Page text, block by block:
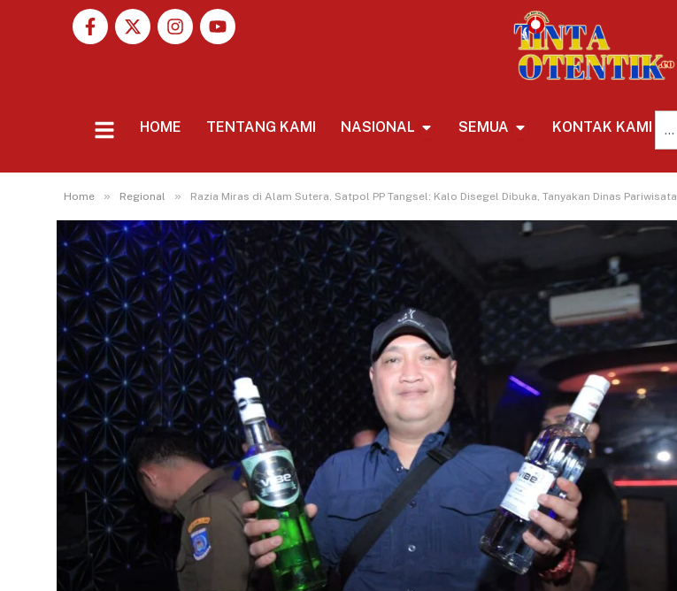
HOME TENTANG KAMI NASIONAL SEMUA KONTAK KAMI
Home » Regional » Razia Miras di Alam Sutera, Satpol PP Tangsel: Kalo Disegel Dibuka, Tanyakan Dinas Pariwisata